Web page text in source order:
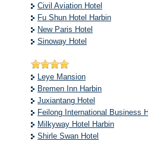
Civil Aviation Hotel
Fu Shun Hotel Harbin
New Paris Hotel
Sinoway Hotel
Leye Mansion
Bremen Inn Harbin
Juxiantang Hotel
Feilong International Business
Milkyway Hotel Harbin
Shirle Swan Hotel